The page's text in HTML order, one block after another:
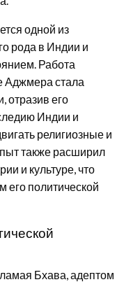
одной из
рода в Индии и
Работа
Аджмера стала
отразив его
Индии и
религиозные и
также расширил
и культуре, что
его политической
Бхава, адептом